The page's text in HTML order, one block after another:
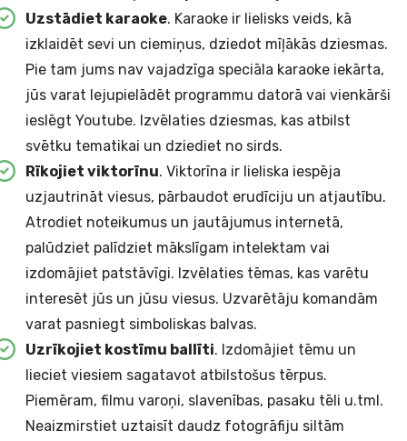
Uzstādiet karaoke. Karaoke ir lielisks veids, kā
izklaidēt sevi un ciemiņus, dziedot mīļākās dziesmas.
Pie tam jums nav vajadzīga speciāla karaoke iekārta,
jūs varat lejupielādēt programmu datorā vai vienkārši
ieslēgt Youtube. Izvēlaties dziesmas, kas atbilst
svētku tematikai un dziediet no sirds.
Rīkojiet viktorīnu. Viktorīna ir lieliska iespēja
uzjautrināt viesus, pārbaudot erudīciju un atjautību.
Atrodiet noteikumus un jautājumus internetā,
palūdziet palīdziet mākslīgam intelektam vai
izdomājiet patstāvīgi. Izvēlaties tēmas, kas varētu
interesēt jūs un jūsu viesus. Uzvarētāju komandām
varat pasniegt simboliskas balvas.
Uzrīkojiet kostīmu ballīti. Izdomājiet tēmu un
lieciet viesiem sagatavot atbilstošus tērpus.
Piemēram, filmu varoņi, slavenības, pasaku tēli u.tml.
Neaizmirstiet uztaisīt daudz fotogrāfiju siltām